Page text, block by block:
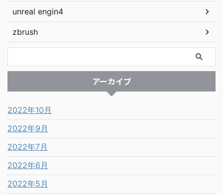
unreal engin4
zbrush
アーカイブ
2022年10月
2022年9月
2022年7月
2022年6月
2022年5月